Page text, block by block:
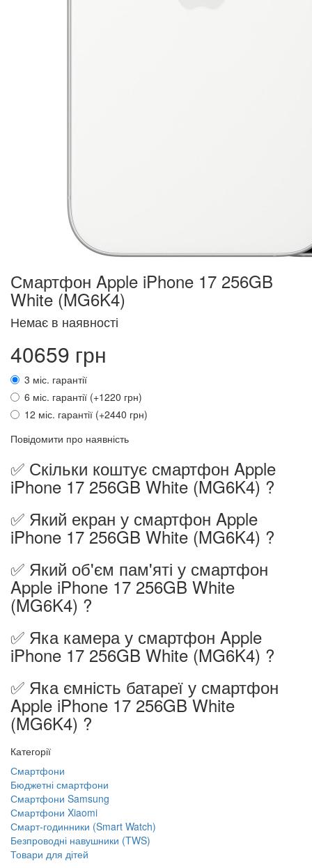
Смартфон Apple iPhone 17 256GB
White (MG6K4)
Немає в наявності
40659 грн
3 міс. гарантії
6 міс. гарантії (+1220 грн)
12 міс. гарантії (+2440 грн)
Повідомити про наявність
✅ Скільки коштує смартфон Apple
iPhone 17 256GB White (MG6K4) ?
✅ Який екран у смартфон Apple
iPhone 17 256GB White (MG6K4) ?
✅ Який об'єм пам'яті у смартфон
Apple iPhone 17 256GB White
(MG6K4) ?
✅ Яка камера у смартфон Apple
iPhone 17 256GB White (MG6K4) ?
✅ Яка ємність батареї у смартфон
Apple iPhone 17 256GB White
(MG6K4) ?
Категорії
Смартфони
Бюджетні смартфони
Смартфони Samsung
Смартфони Xiaomi
Смарт-годинники (Smart Watch)
Безпроводні навушники (TWS)
Товари для дітей